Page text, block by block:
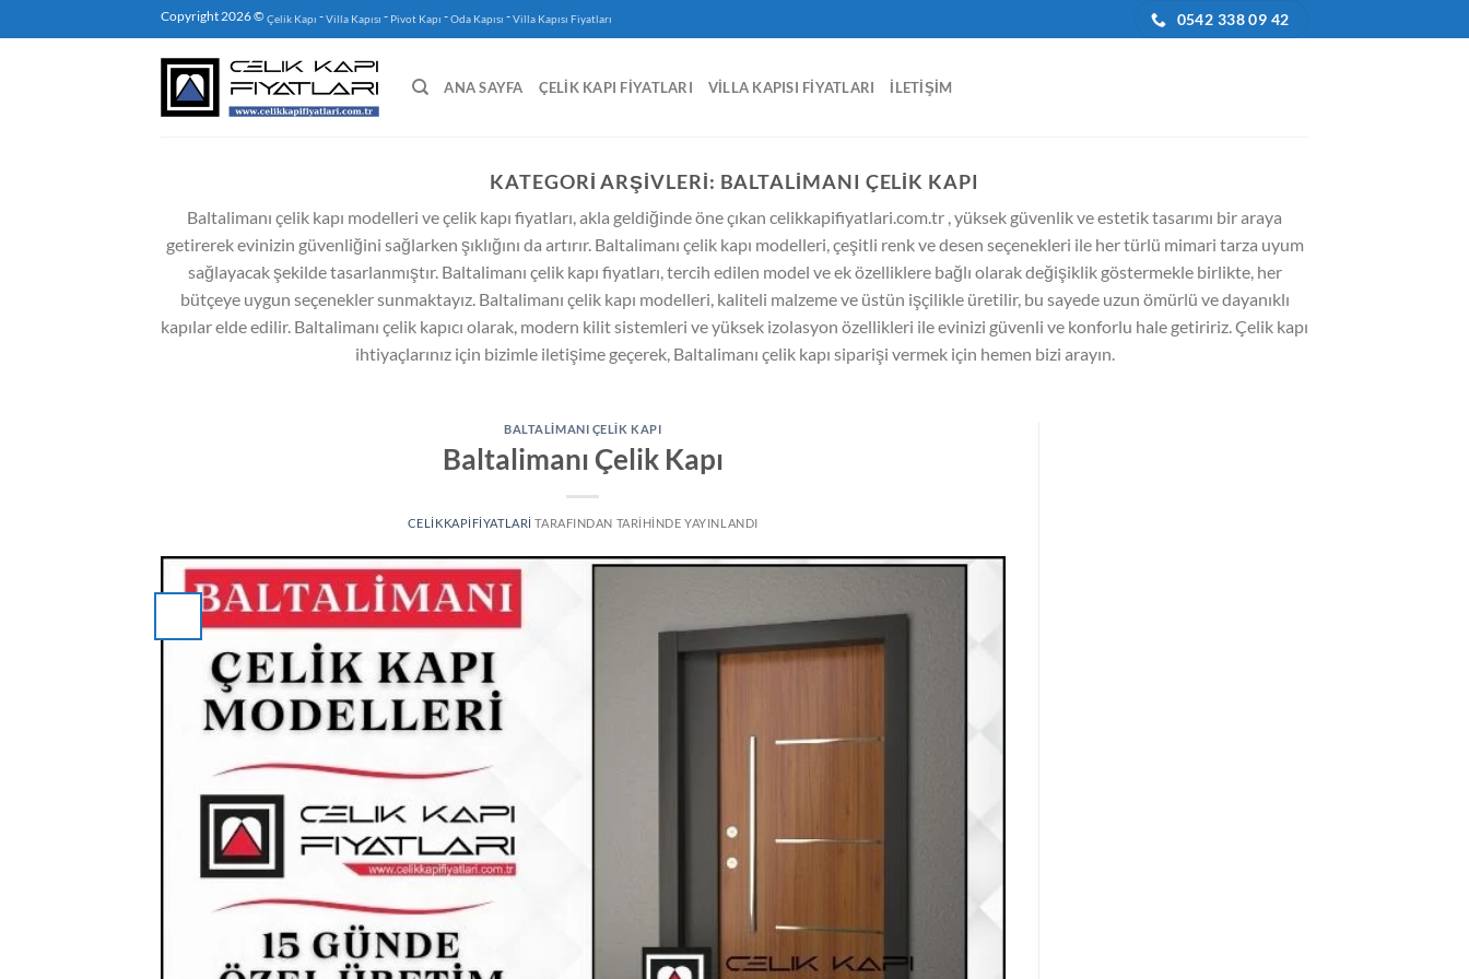
atla
Copyright 2026 © Çelik Kapı -Villa Kapısı - Pivot Kapı -Oda Kapısı -Villa Kapısı Fiyatları 0542 338 09 42
ANA SAYFA ÇELIK KAPI FIYATLARI VILLA KAPISI FIYATLARI İLETIŞIM
KATEGORI ARŞIVLERI: BALTALIMANI ÇELIK KAPI
Baltalimanı çelik kapı modelleri ve çelik kapı fiyatları, akla geldiğinde öne çıkan celikkapifiyatlari.com.tr , yüksek güvenlik ve estetik tasarımı bir araya
getirerek evinizin güvenliğini sağlarken şıklığını da artırır. Baltalimanı çelik kapı modelleri, çeşitli renk ve desen seçenekleri ile her türlü mimari tarza uyum
sağlayacak şekilde tasarlanmıştır. Baltalimanı çelik kapı fiyatları, tercih edilen model ve ek özelliklere bağlı olarak değişiklik göstermekle birlikte, her
bütçeye uygun seçenekler sunmaktayız. Baltalimanı çelik kapı modelleri, kaliteli malzeme ve üstün işçilikle üretilir, bu sayede uzun ömürlü ve dayanıklı
kapılar elde edilir. Baltalimanı çelik kapıcı olarak, modern kilit sistemleri ve yüksek izolasyon özellikleri ile evinizi güvenli ve konforlu hale getiririz. Çelik kapı
ihtiyaçlarınız için bizimle iletişime geçerek, Baltalimanı çelik kapı siparişi vermek için hemen bizi arayın.
BALTALIMANI ÇELIK KAPI
Baltalimanı Çelik Kapı
CELIKKAPIFIYATLARI TARAFINDAN TARIHINDE YAYINLANDI